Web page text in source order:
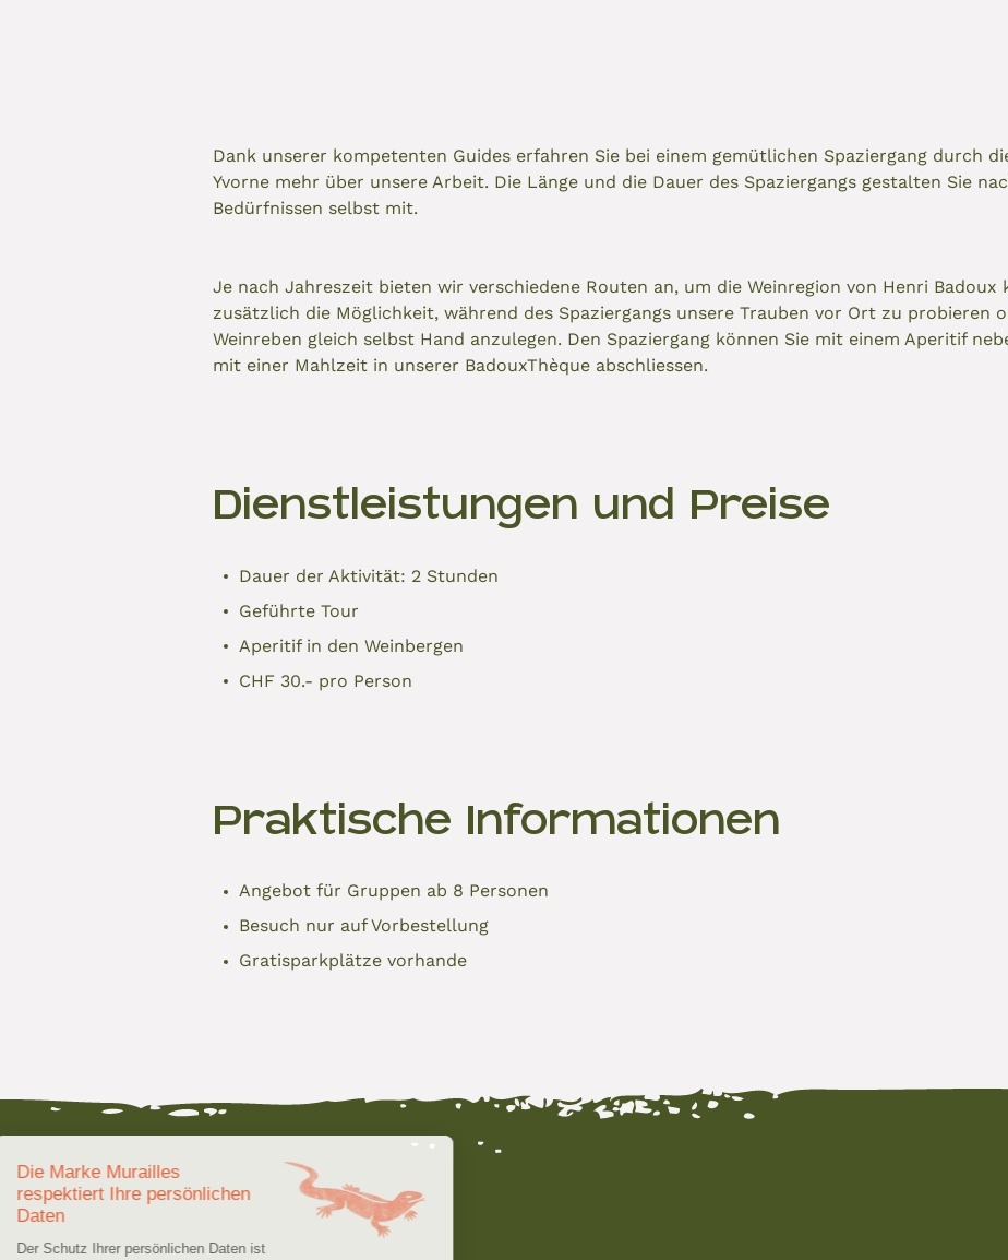
Dank unserer kompetenten Guides erfahren Sie bei einem gemütlichen Spaziergang durch
Yvorne mehr über unsere Arbeit. Die Länge und die Dauer des Spaziergangs gestalten Sie
Bedürfnissen selbst mit.
Je nach Jahreszeit bieten wir verschiedene Routen an, um die Weinregion von Henri Badoux
zusätzlich die Möglichkeit, während des Spaziergangs unsere Trauben vor Ort zu probieren
Weinreben gleich selbst Hand anzulegen. Den Spaziergang können Sie mit einem Aperitif
mit einer Mahlzeit in unserer BadouxThèque abschliessen.
Dienstleistungen und Preise
Dauer der Aktivität: 2 Stunden
Geführte Tour
Aperitif in den Weinbergen
CHF 30.- pro Person
Praktische Informationen
Angebot für Gruppen ab 8 Personen
Besuch nur auf Vorbestellung
Gratisparkplätze vorhande